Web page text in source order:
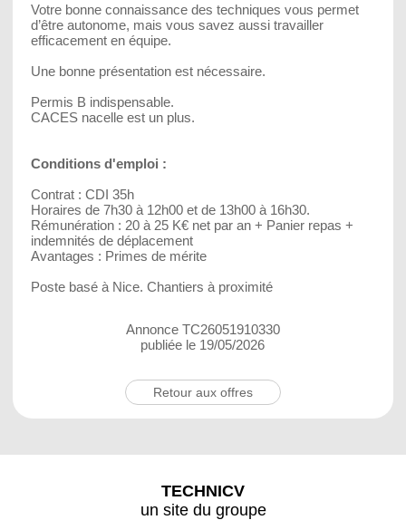
Votre bonne connaissance des techniques vous permet
d’être autonome, mais vous savez aussi travailler
efficacement en équipe.
Une bonne présentation est nécessaire.
Permis B indispensable.
CACES nacelle est un plus.
Conditions d'emploi :
Contrat : CDI 35h
Horaires de 7h30 à 12h00 et de 13h00 à 16h30.
Rémunération : 20 à 25 K€ net par an + Panier repas +
indemnités de déplacement
Avantages : Primes de mérite
Poste basé à Nice. Chantiers à proximité
Annonce TC26051910330
publiée le 19/05/2026
Retour aux offres
TECHNICV
un site du groupe